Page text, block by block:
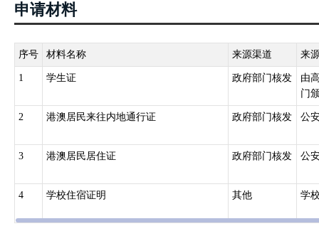
申请材料
序号 材料名称 来源渠道 来
1 学生证 政府部门核发
由
门
2 港澳居民来往内地通行证 政府部门核发 公
3 港澳居民居住证 政府部门核发 公
4 学校住宿证明 其他 学